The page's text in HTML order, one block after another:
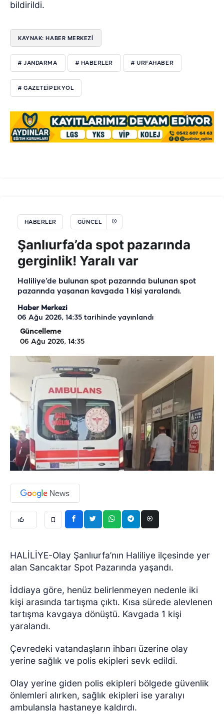
bildirildi.
KAYNAK: HABER MERKEZI
# JANDARMA # HABERLER # URFAHABER
# GAZETEIPEKYOL
HABERLER GÜNCEL
Şanlıurfa’da spot pazarında
gerginlik! Yaralı var
Haliliye’de bulunan spot pazarında bulunan spot
pazarında yaşanan kavgada 1 kişi yaralandı.
Haber Merkezi
06 Ağu 2026, 14:35 tarihinde yayınlandı
Güncelleme
06 Ağu 2026, 14:35
HALİLİYE-Olay Şanlıurfa’nın Haliliye ilçesinde yer
alan Sancaktar Spot Pazarında yaşandı.
İddiaya göre, henüz belirlenmeyen nedenle iki
kişi arasında tartışma çıktı. Kısa sürede alevlenen
tartışma kavgaya dönüştü. Kavgada 1 kişi
yaralandı.
Çevredeki vatandaşların ihbarı üzerine olay
yerine sağlık ve polis ekipleri sevk edildi.
Olay yerine giden polis ekipleri bölgede güvenlik
önlemleri alırken, sağlık ekipleri ise yaralıyı
ambulansla hastaneye kaldırdı.